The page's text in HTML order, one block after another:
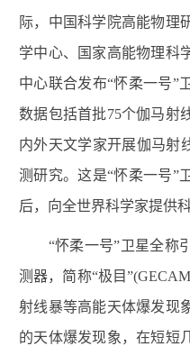
际，中国科学院高能物理
学中心、国家高能物理科
中心联合发布“怀柔一号”
数据包括首批75个伽马射
内外天文学家开展伽马射
测研究。这是“怀柔一号”
后，向全世界科学家提供
“怀柔一号”卫星全称
测器，简称“极目”
射线暴等高能天体爆发现
的天体爆发现象，在短短